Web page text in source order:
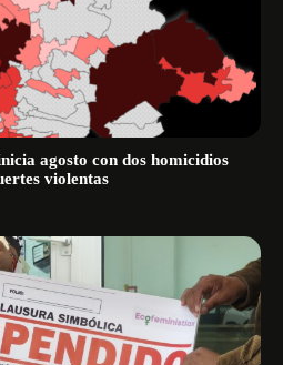
agosto con dos homicidios
violentas